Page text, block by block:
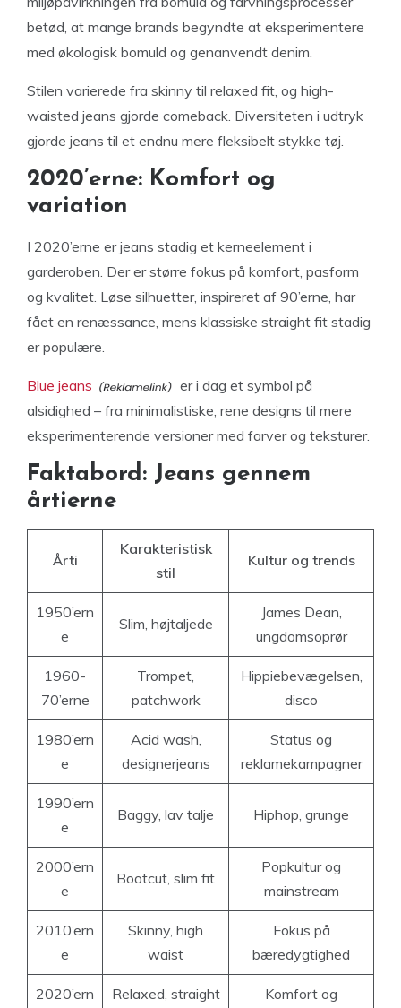
betød, at mange brands begyndte at eksperimentere
med økologisk bomuld og genanvendt denim.
Stilen varierede fra skinny til relaxed fit, og high-
waisted jeans gjorde comeback. Diversiteten i udtryk
gjorde jeans til et endnu mere fleksibelt stykke tøj.
2020’erne: Komfort og
variation
I 2020’erne er jeans stadig et kerneelement i
garderoben. Der er større fokus på komfort, pasform
og kvalitet. Løse silhuetter, inspireret af 90’erne, har
fået en renæssance, mens klassiske straight fit stadig
er populære.
Blue jeans
er i dag et symbol på
alsidighed – fra minimalistiske, rene designs til mere
eksperimenterende versioner med farver og teksturer.
Faktabord: Jeans gennem
årtierne
Årti
Karakteristisk
stil
Kultur og trends
1950’ern
e
Slim, højtaljede
James Dean,
ungdomsoprør
1960-
70’erne
Trompet,
patchwork
Hippiebevægelsen,
disco
1980’ern
e
Acid wash,
designerjeans
Status og
reklamekampagner
1990’ern
e
Baggy, lav talje Hiphop, grunge
2000’ern
e
Bootcut, slim fit
Popkultur og
mainstream
2010’ern
e
Skinny, high
waist
Fokus på
bæredygtighed
2020’ern
Relaxed, straight
Komfort og